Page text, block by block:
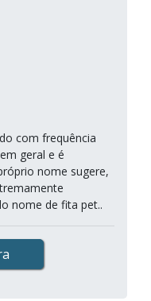
com frequência
geral e é
nome sugere,
nome de fita pet..